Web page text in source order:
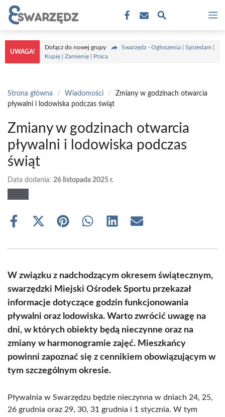
Przejdź
treści
UWAGA!
Dołącz do nowej grupy
Swarzędz - Ogłoszenia | Sprzedam |
Kupię | Zamienię | Praca
Strona główna / Wiadomości /
Zmiany w godzinach otwarcia
pływalni i lodowiska podczas świąt
Zmiany w godzinach otwarcia
pływalni i lodowiska podczas
świąt
Data dodania: 26 listopada 2025 r.
Share
Share
(Twitter)
Share Share Share Share
W związku z nadchodzącym okresem świątecznym,
swarzędzki Miejski Ośrodek Sportu przekazał
informacje dotyczące godzin funkcjonowania
pływalni oraz lodowiska. Warto zwrócić uwagę na
dni, w których obiekty będą nieczynne oraz na
zmiany w harmonogramie zajęć. Mieszkańcy
powinni zapoznać się z cennikiem obowiązującym w
tym szczególnym okresie.
Pływalnia w Swarzędzu będzie nieczynna w dniach 24, 25,
26 grudnia oraz 29, 30, 31 grudnia i 1 stycznia. W tym